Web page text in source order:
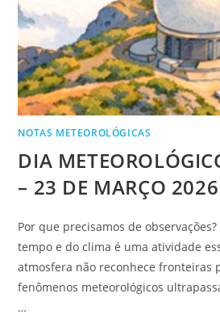
NOTAS METEOROLÓGICAS
DIA
– 23 DE MARÇO 2026
Por que precisamos de
tempo e do clima é uma atividade
atmosfera não reconhece fronteiras
fenômenos meteorológicos
…